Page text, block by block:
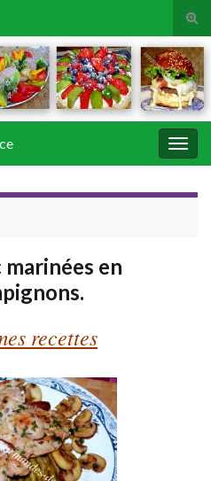
en
recettes